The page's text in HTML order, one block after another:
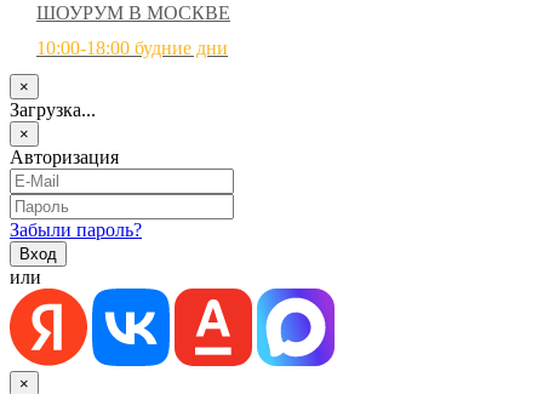
ШОУРУМ В МОСКВЕ
10:00-18:00 будние дни
×
Загрузка...
×
Авторизация
Забыли пароль?
или
×